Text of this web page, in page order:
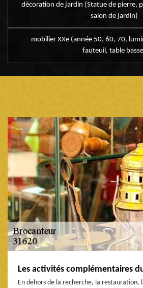
décoration de jardin (Statue de pierre,
salon de jardin)
mobilier XXe (année 50, 60, 70,
fauteuil, table
Les activités complémentaires
En dehors de la recherche, la restauration,